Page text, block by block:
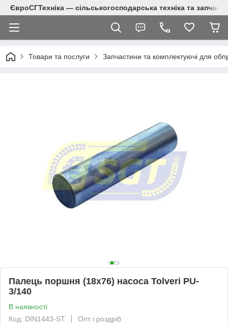
ЄвроСГТехніка — сільськогосподарська техніка та
Товари та послуги Запчастини та комплектуючі для
Палець поршня (18x76) насоса Tolveri PU-
3/140
В наявності
Код: DIN1443-ST
Опт і роздріб